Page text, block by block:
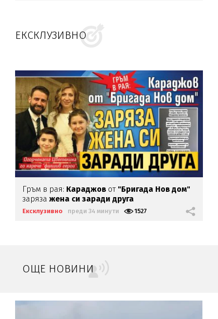
ЕКСКЛУЗИВНО
Гръм в рая: Караджов от "Бригада Нов дом"
зарязажена си заради друга
Ексклузивно преди 34 минути 1527
ОЩЕ НОВИНИ